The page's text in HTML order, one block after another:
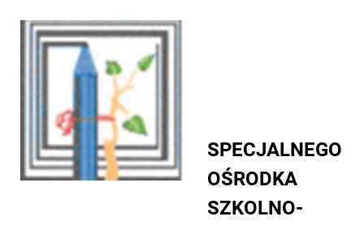
SPECJALNEGO
OŚRODKA
SZKOLNO-